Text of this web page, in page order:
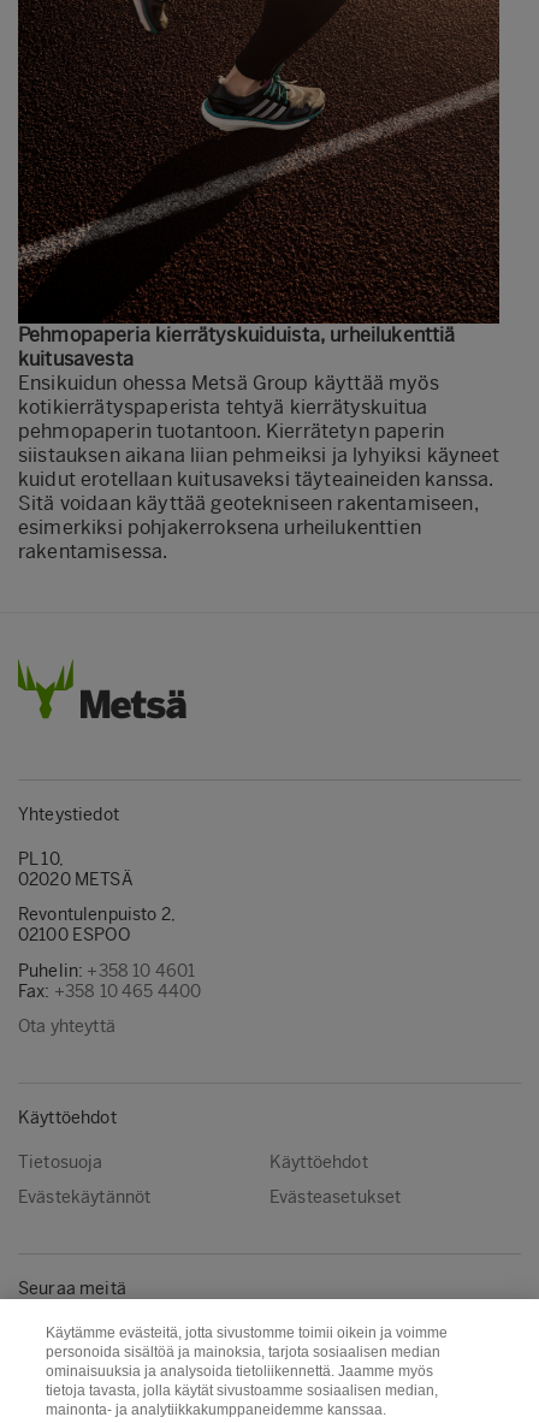
Pehmopaperia kierrätyskuiduista, urheilukenttiä
kuitusavesta
Ensikuidun ohessa Metsä Group käyttää myös
kotikierrätyspaperista tehtyä kierrätyskuitua
pehmopaperin tuotantoon. Kierrätetyn paperin
siistauksen aikana liian pehmeiksi ja lyhyiksi käyneet
kuidut erotellaan kuitusaveksi täyteaineiden kanssa.
Sitä voidaan käyttää geotekniseen rakentamiseen,
esimerkiksi pohjakerroksena urheilukenttien
rakentamisessa.
Yhteystiedot
PL 10,
02020 METSÄ
Revontulenpuisto 2,
02100 ESPOO
Puhelin: +358 10 4601
Fax: +358 10 465 4400
Ota yhteyttä
Käyttöehdot
Tietosuoja
Käyttöehdot
Evästekäytännöt
Evästeasetukset
Seuraa meitä
Facebook
Instagram
Linkedin
Youtube
Käytämme evästeitä, jotta sivustomme toimii oikein ja voimme
personoida sisältöä ja mainoksia, tarjota sosiaalisen median
ominaisuuksia ja analysoida tietoliikennettä. Jaamme myös
tietoja tavasta, jolla käytät sivustoamme sosiaalisen median,
mainonta- ja analytiikkakumppaneidemme kanssaa.